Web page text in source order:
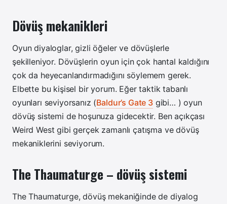
Dövüş mekanikleri
Oyun diyaloglar, gizli öğeler ve dövüşlerle
şekilleniyor. Dövüşlerin oyun için çok hantal kaldığını
çok da heyecanlandırmadığını söylemem gerek.
Elbette bu kişisel bir yorum. Eğer taktik tabanlı
oyunları seviyorsanız (Baldur’s Gate 3gibi… ) oyun
dövüş sistemi de hoşunuza gidecektir. Ben açıkçası
Weird West gibi gerçek zamanlı çatışma ve dövüş
mekaniklerini seviyorum.
The Thaumaturge – dövüş sistemi
The Thaumaturge, dövüş mekaniğinde de diyalog